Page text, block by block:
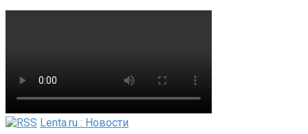
Lenta.ru : Новости